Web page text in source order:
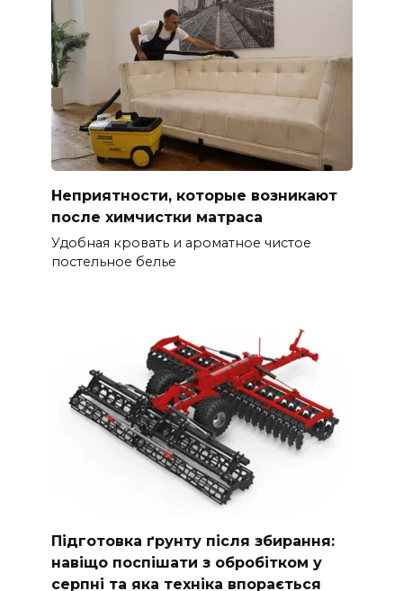
Неприятности, которые возникают
после химчистки матраса
Удобная кровать и ароматное чистое
постельное белье
Підготовка ґрунту після збирання:
навіщо поспішати з обробітком у
серпні та яка техніка впорається